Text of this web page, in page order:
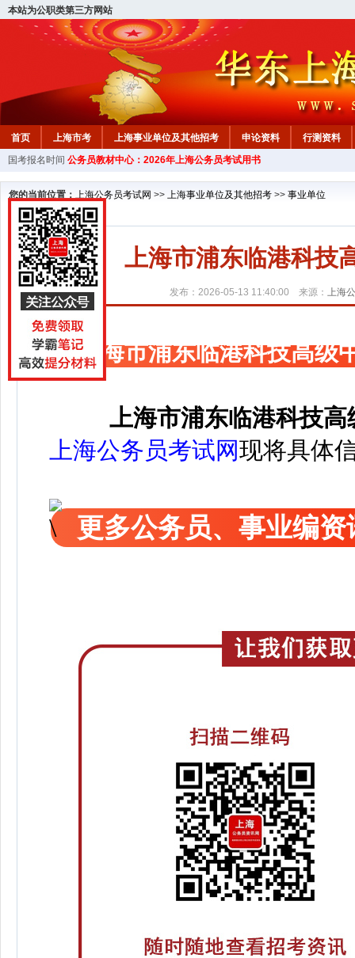
本站为公职类第三方网站
首页 上海市考 上海事业单位及其他招考 申论资料
行测资料
国考报名时间 公务员教材中心：2026年上海公务员考试用书
您的当前位置： 上海公务员考试网 >> 上海事业单位及其他招考 >> 事业单位
上海市浦东临港科技
发布：2026-05-13 11:40:00 来源： 上海
上海市浦东临港科技高级
上海市浦东临港科技
上海公务员考试网现将具体
更多公务员、事业编资